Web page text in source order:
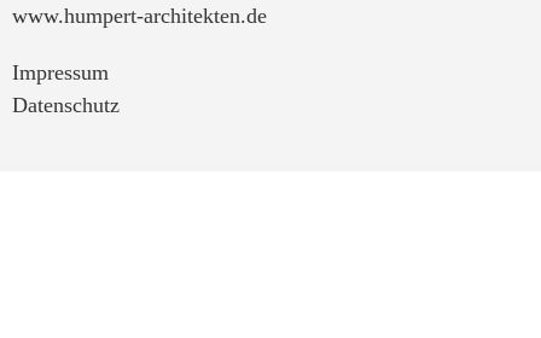
www.humpert-architekten.de
Impressum
Datenschutz